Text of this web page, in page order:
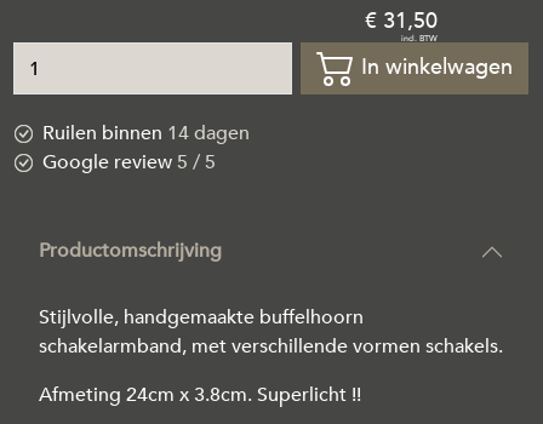
31,50
In winkelwagen
Ruilen binnen 14 dagen
Google review5 / 5
Productomschrijving
Stijlvolle, handgemaakte buffelhoorn
schakelarmband, met verschillende vormen schakels.
Afmeting 24cm x 3.8cm. Superlicht !!